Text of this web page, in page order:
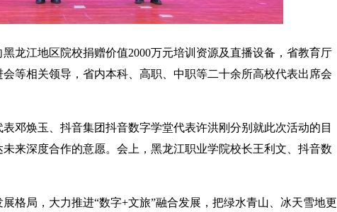
龙江地区院校捐赠价值2000万元培训资源及直播设备，省教育厅
等相关领导，省内本科、高职、中职等二十余所高校代表出席会
邓焕玉、抖音集团抖音数字学堂代表许洪刚分别就此次活动的目
来深度合作的意愿。会上，黑龙江职业学院校长王利文、抖音数
格局，大力推进“数字+文旅”融合发展，把绿水青山、冰天雪地更